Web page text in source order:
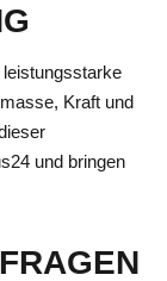
Kraft und
und bringen